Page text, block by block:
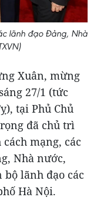
lãnh đạo Đảng, Nhà
Xuân, mừng
27/1 (tức
tại Phủ Chủ
đã chủ trì
mạng, các
Nhà nước,
bộ lãnh đạo các
Hà Nội.